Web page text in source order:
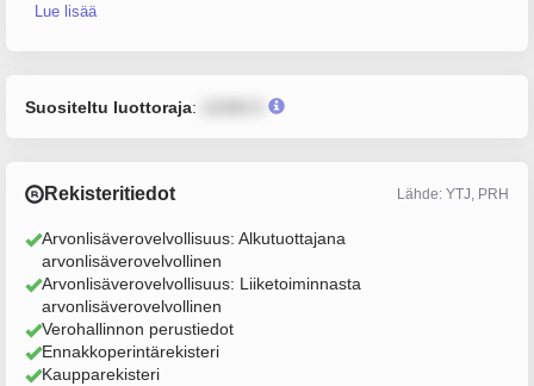
Lue lisää
Suositeltu luottoraja:
Rekisteritiedot Lähde: YTJ, PRH
Arvonlisäverovelvollisuus: Alkutuottajana
arvonlisäverovelvollinen
Arvonlisäverovelvollisuus: Liiketoiminnasta
arvonlisäverovelvollinen
Verohallinnon perustiedot
Ennakkoperintärekisteri
Kaupparekisteri